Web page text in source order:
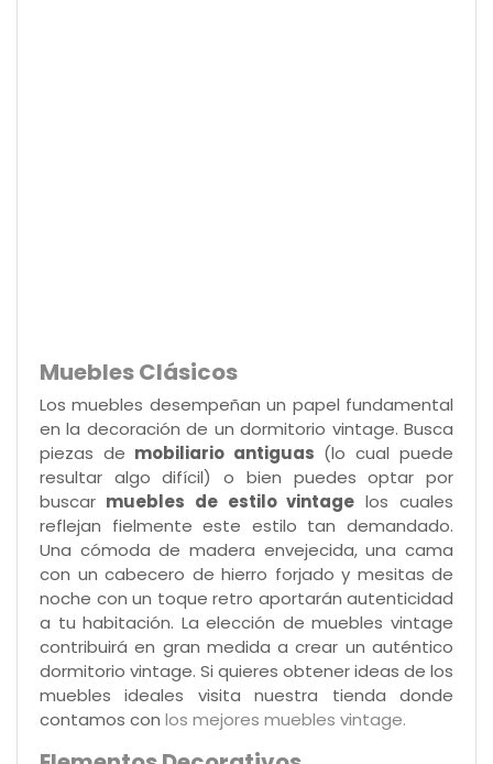
Muebles Clásicos
Los muebles desempeñan un papel fundamental
en la decoración de un dormitorio vintage. Busca
piezas de mobiliario antiguas (lo cual puede
resultar algo difícil) o bien puedes optar por
buscar muebles de estilo vintage los cuales
reflejan fielmente este estilo tan demandado.
Una cómoda de madera envejecida, una cama
con un cabecero de hierro forjado y mesitas de
noche con un toque retro aportarán autenticidad
a tu habitación. La elección de muebles vintage
contribuirá en gran medida a crear un auténtico
dormitorio vintage. Si quieres obtener ideas de los
muebles ideales visita nuestra tienda donde
contamos con los mejores muebles vintage.